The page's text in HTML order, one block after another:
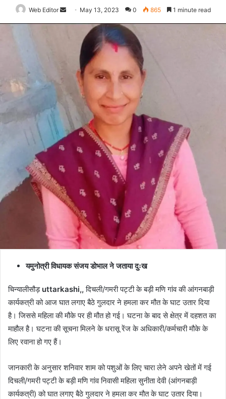
Web Editor
Send
an
May 13, 2023 0 865 1 minute read
यमुनोत्री विधायक संजय डोभाल ने जताया दुःख
चिन्यालीसौड़ uttarkashi,,दिचली/गमरी पट्टी के बड़ी मणि गांव की आंगनबाड़ी
कार्यकत्री को आज घात लगाए बैठे गुलदार ने हमला कर मौत के घाट उतार दिया
है। जिससे महिला की मौके पर ही मौत हो गई। घटना के बाद से क्षेत्र में दहशत का
माहौल है। घटना की सूचना मिलने के धरासू रेंज के अधिकारी/कर्मचारी मौके के
लिए रवाना हो गए हैं।
जानकारी के अनुसार शनिवार शाम को पशुओं के लिए चारा लेने अपने खेतों में गई
दिचली/गमरी पट्टी के बड़ी मणि गांव निवासी महिला सुनीता देवी (आंगनबाड़ी
कार्यकत्री) को घात लगाए बैठे गुलदार ने हमला कर मौत के घाट उतार दिया।